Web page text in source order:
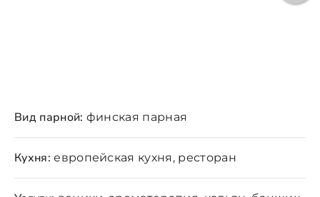
Вид парной: финская парная
Кухня: европейская кухня, ресторан